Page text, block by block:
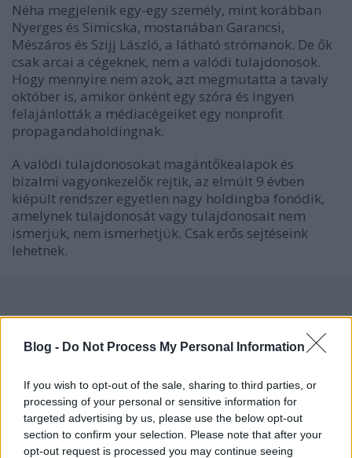
Blog - Do Not Process My Personal Information
If you wish to opt-out of the sale, sharing to third parties, or
processing of your personal or sensitive information for
targeted advertising by us, please use the below opt-out
section to confirm your selection. Please note that after your
opt-out request is processed you may continue seeing
Néha megjelenik egy-egy személy, mint korábban
Nyerges és Simicska, mostanában Garancsi,
Mészáros és Szijj László, a látható strómanok. De ők
csak arcai a cégeknek, nem a valódi tulajdonosok.
Hogy mennyire nem azok, azt megmutatta a tavaly
október is, amikor önként egy szóra és ingyen
felajánlották a médiacégeiket egy nonprofit
propagandaholdingnak.
A valódi tulajdonosokat magántőkealapok és
bizalmi vagyonkezelők rejtik, az elmúlt 9 évben
kiépült rendszer egyetlen nagy holdingba fonódik,
amelynek tulajdonosát vagy tulajdonosait nem
ismerjük, nem ismerhetjük. Csak erős sejtéseink
lehetnek.
korrució
magántőkelap bizalmi vagyonkezelő vagyonelrejtés
Ajánlott bejegyzések: